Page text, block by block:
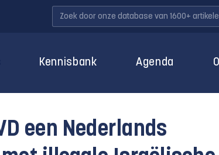
Kennisbank Agenda
een Nederlands